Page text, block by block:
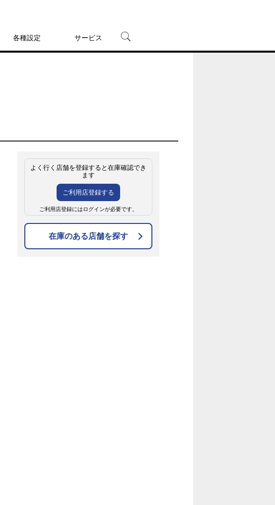
各種設定 サービス
よく行く店舗を登録すると在庫確認でき
ます
ご利用店登録する
ご利用店登録にはログインが必要です。
在庫のある店舗を探す